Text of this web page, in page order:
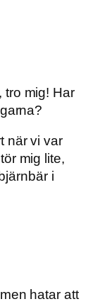
tro mig! Har
när vi var
mig lite,
i
hatar att